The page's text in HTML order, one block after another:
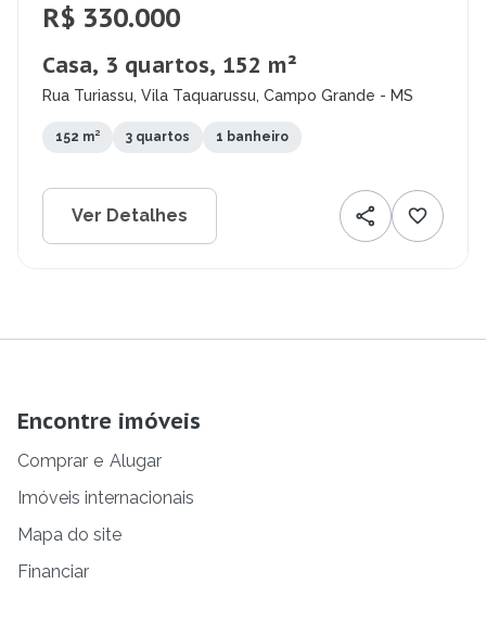
R$ 330.000
Casa, 3 quartos, 152 m²
Rua Turiassu, Vila Taquarussu, Campo Grande - MS
152 m² 3 quartos 1 banheiro
Ver Detalhes
Encontre imóveis
Comprar e Alugar
Imóveis internacionais
Mapa do site
Financiar